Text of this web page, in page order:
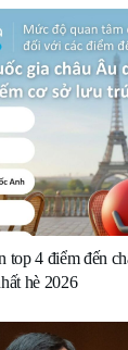
top 4 điểm đến
hè 2026